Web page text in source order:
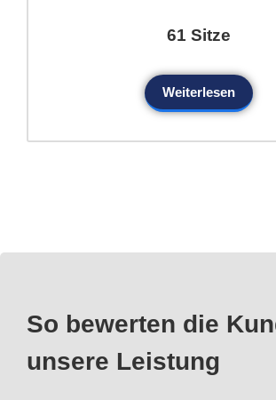
61 Sitze
Weiterlesen
So bewerten die
unsere Leistung